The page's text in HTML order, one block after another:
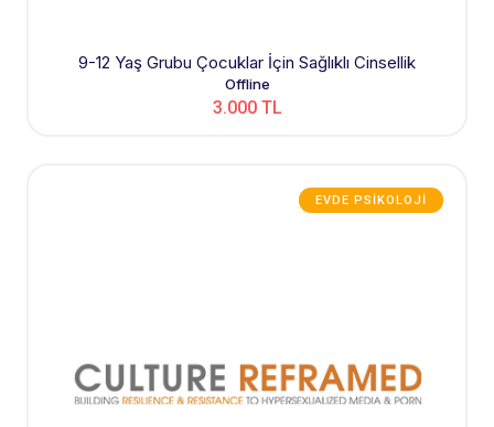
9-12 Yaş Grubu Çocuklar İçin Sağlıklı Cinsellik
Offline
3.000 TL
EVDE PSIKOLOJI